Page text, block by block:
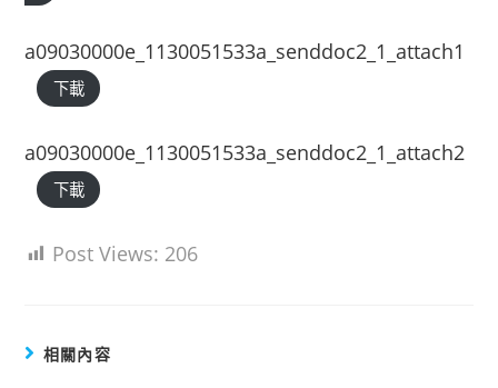
a09030000e_1130051533a_senddoc2_1_attach1
下載
a09030000e_1130051533a_senddoc2_1_attach2
下載
Post Views: 206
相關內容